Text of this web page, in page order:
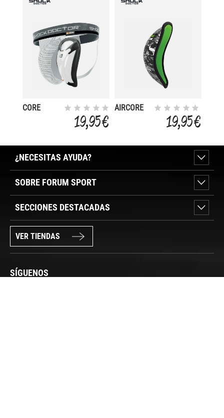
CORE
19,95 €
AIRCORE
19,95 €
¿NECESITAS AYUDA?
SOBRE FORUM SPORT
SECCIONES DESTACADAS
VER TIENDAS
SÍGUENOS